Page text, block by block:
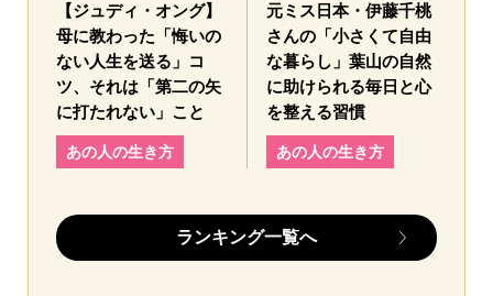
【ジュディ・オング】
母に教わった「悔いの
ない人生を送る」コ
ツ、それは「第二の矢
に打たれない」こと
あの人の生き方
元ミス日本・伊藤千桃
さんの「小さくて自由
な暮らし」葉山の自然
に助けられる毎日と心
を整える習慣
あの人の生き方
ランキング一覧へ